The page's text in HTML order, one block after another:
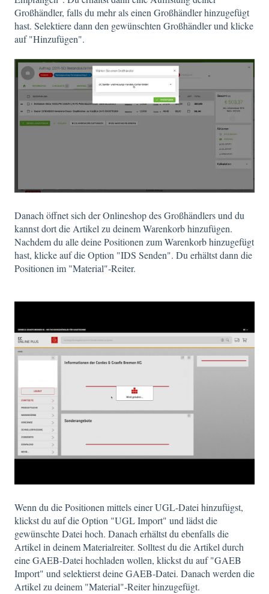
Großhändler, falls du mehr als einen Großhändler hinzugefügt
hast. Selektiere dann den gewünschten Großhändler und klicke
auf "Hinzufügen".
Danach öffnet sich der Onlineshop des Großhändlers und du
kannst dort die Artikel zu deinem Warenkorb hinzufügen.
Nachdem du alle deine Positionen zum Warenkorb hinzugefügt
hast, klicke auf die Option "IDS Senden". Du erhältst dann die
Positionen im "Material"-Reiter.
Wenn du die Positionen mittels einer UGL-Datei hinzufügst,
klickst du auf die Option "UGL Import" und lädst die
gewünschte Datei hoch. Danach erhältst du ebenfalls die
Artikel in deinem Materialreiter. Solltest du die Artikel durch
eine GAEB-Datei hochladen wollen, klickst du auf "GAEB
Import" und selektierst deine GAEB-Datei. Danach werden die
Artikel zu deinem "Material"-Reiter hinzugefügt.